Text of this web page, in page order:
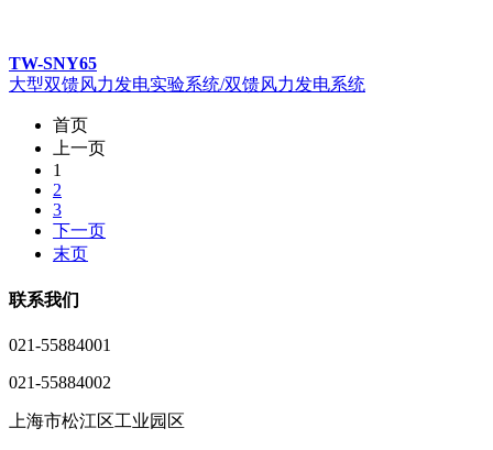
TW-SNY65
大型双馈风力发电实验系统/双馈风力发电系统
首页
上一页
1
2
3
下一页
末页
联系我们
021-55884001
021-55884002
上海市松江区工业园区